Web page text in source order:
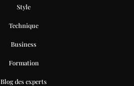
Style
Technique
Business
Formation
Blog des experts